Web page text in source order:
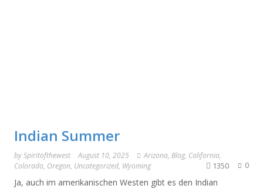
Indian Summer
bySpiritofthewest August 10, 2025 Arizona, Blog, California,
Colorado, Oregon, Uncategorized, Wyoming 0
1350
Ja, auch im amerikanischen Westen gibt es den Indian